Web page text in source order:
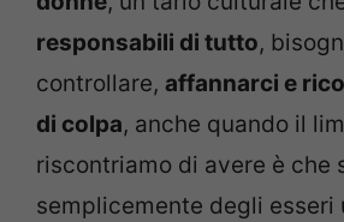
responsabili di tutto,
controllare, affannarci e
di colpa, anche quando il
riscontriamo di avere è che
semplicemente degli esseri